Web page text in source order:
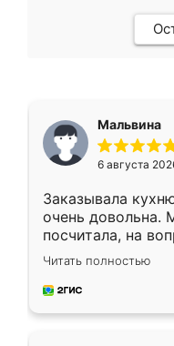
Мальвина
6 августа
Заказывала
очень довольна.
посчитала, на
Замерщик
делу со всей
за день, ребята
Читать полностью